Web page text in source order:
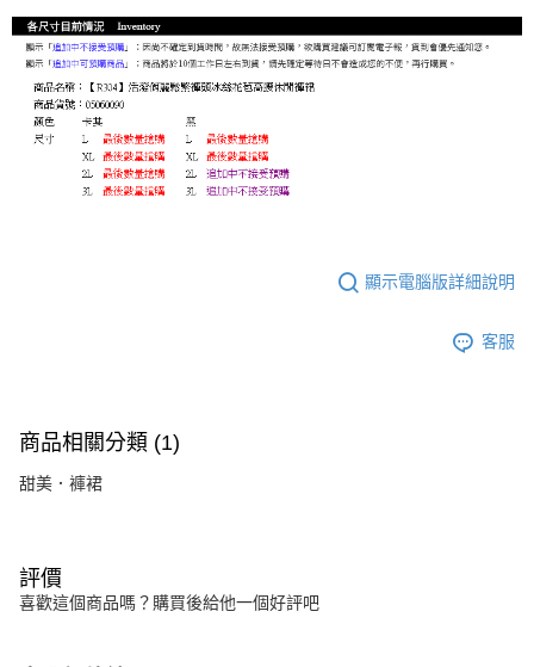
顯示電腦版詳細說明
客服
商品相關分類 (1)
甜美．褲裙
評價
喜歡這個商品嗎？購買後給他一個好評吧